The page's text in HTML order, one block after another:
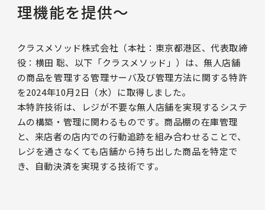
理機能を提供〜
クラスメソッド株式会社（本社：東京都港区、代表取締
役：横田 聡、以下「クラスメソッド」）は、無人店舗
の商品を管理する管理サーバ及び管理方法に関する特許
を2024年10月2日（水）に取得しました。
本特許技術は、レジが不要な無人店舗を実現するシステ
ムの構築・管理に関わるものです。商品棚の在庫管理
と、来店者の店内での行動追跡を組み合わせることで、
レジを通さなくても店舗から持ち出した商品を特定で
き、自動決済を実現する技術です。